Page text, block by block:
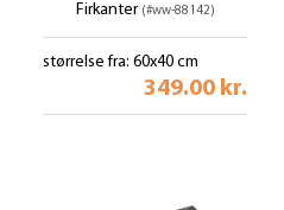
Firkanter (#ww-88142)
størrelse fra: 60x40 cm
349.00 kr.